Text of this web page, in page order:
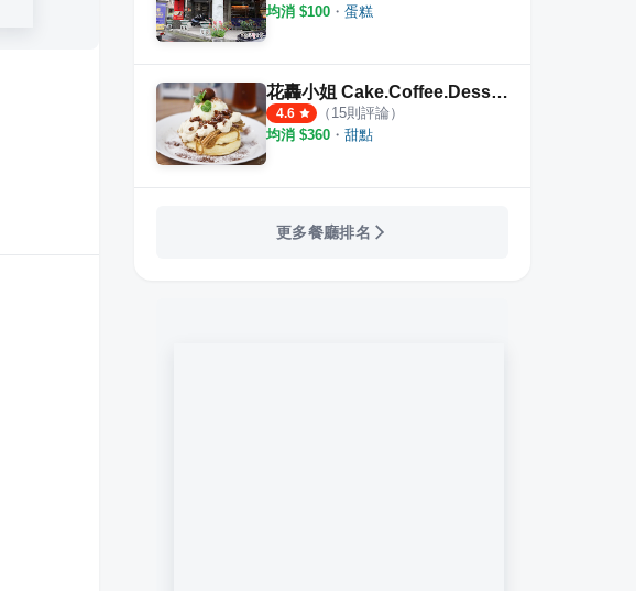
均消 $100 ・ 蛋糕
花轟小姐 Cake.Coffee.Dessert
4.6 （ 15則評論）
均消 $360 ・ 甜點
更多餐廳排名